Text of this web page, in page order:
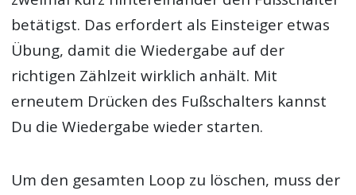
betätigst. Das erfordert als Einsteiger etwas
Übung, damit die Wiedergabe auf der
richtigen Zählzeit wirklich anhält. Mit
erneutem Drücken des Fußschalters kannst
Du die Wiedergabe wieder starten.
Um den gesamten Loop zu löschen, muss der